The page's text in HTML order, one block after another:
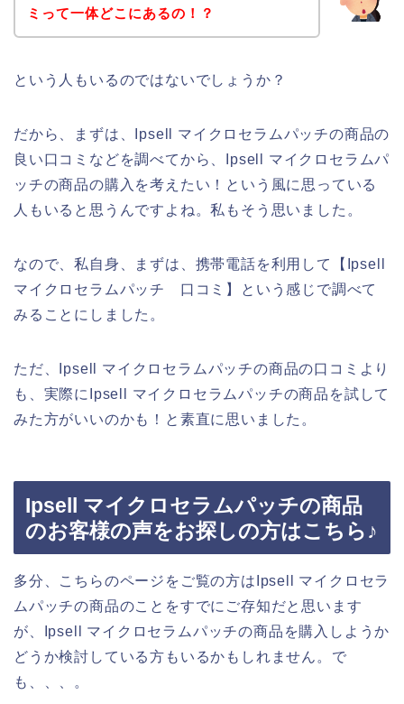
ミって一体どこにあるの！？
という人もいるのではないでしょうか？
だから、まずは、Ipsell マイクロセラムパッチの商品の
良い口コミなどを調べてから、Ipsell マイクロセラムパ
ッチの商品の購入を考えたい！という風に思っている
人もいると思うんですよね。私もそう思いました。
なので、私自身、まずは、携帯電話を利用して【Ipsell
マイクロセラムパッチ 口コミ】という感じで調べて
みることにしました。
ただ、Ipsell マイクロセラムパッチの商品の口コミより
も、実際にIpsell マイクロセラムパッチの商品を試して
みた方がいいのかも！と素直に思いました。
Ipsell マイクロセラムパッチの商品
のお客様の声をお探しの方はこちら♪
多分、こちらのページをご覧の方はIpsell マイクロセラ
ムパッチの商品のことをすでにご存知だと思います
が、Ipsell マイクロセラムパッチの商品を購入しようか
どうか検討している方もいるかもしれません。で
も、、、。